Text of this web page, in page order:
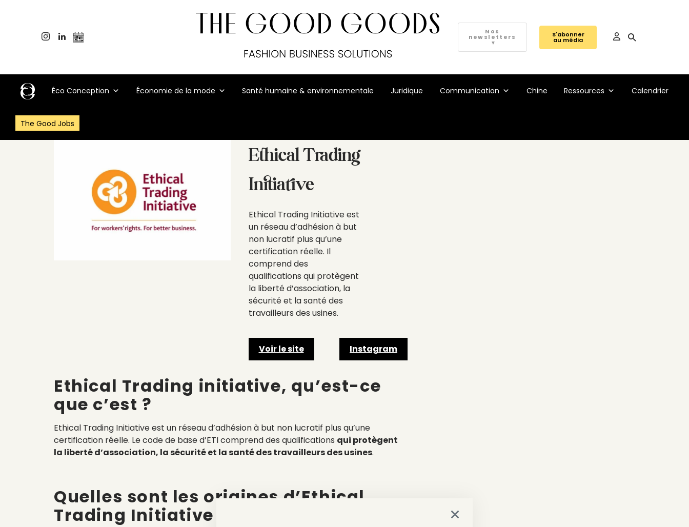
Nos
newsletters
▼
S'abonner
au média
Éco Conception Économie de la mode Santé humaine & environnementale Juridique Communication Chine Ressources Calendrier
The Good Jobs
Ethical Trading
Initiative
Ethical Trading Initiative est
un réseau d’adhésion à but
non lucratif plus qu’une
certification réelle. Il
comprend des
qualifications qui protègent
la liberté d’association, la
sécurité et la santé des
travailleurs des usines.
Voir le site Instagram
Ethical Trading initiative, qu’est-ce
que c’est ?
Ethical Trading Initiative est un réseau d’adhésion à but non lucratif plus qu’une
certification réelle. Le code de base d’ETI comprend des qualifications qui protègent
la liberté d’association, la sécurité et la santé des travailleurs des usines.
Quelles sont les origines d’Ethical
Trading Initiative ?